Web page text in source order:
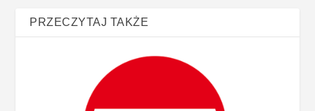
PRZECZYTAJ TAKŻE